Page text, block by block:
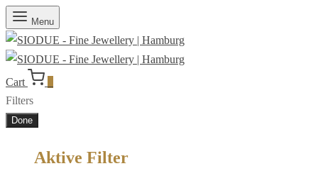
Menu
Cart
Filters
Done
Aktive Filter